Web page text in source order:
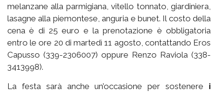
melanzane alla parmigiana, vitello tonnato, giardiniera,
lasagne alla piemontese, anguria e bunet. Il costo della
cena è di 25 euro e la prenotazione è obbligatoria
entro le ore 20 di martedì 11 agosto, contattando Eros
Capusso (339-2306007) oppure Renzo Raviola (338-
3413998).
La festa sarà anche un’occasione per sostenere i